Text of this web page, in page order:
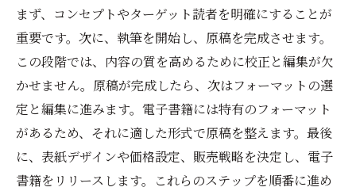
まず、コンセプトやターゲット読者を明確にすることが
重要です。次に、執筆を開始し、原稿を完成させます。
この段階では、内容の質を高めるために校正と編集が欠
かせません。原稿が完成したら、次はフォーマットの選
定と編集に進みます。電子書籍には特有のフォーマット
があるため、それに適した形式で原稿を整えます。最後
に、表紙デザインや価格設定、販売戦略を決定し、電子
書籍をリリースします。これらのステップを順番に進め